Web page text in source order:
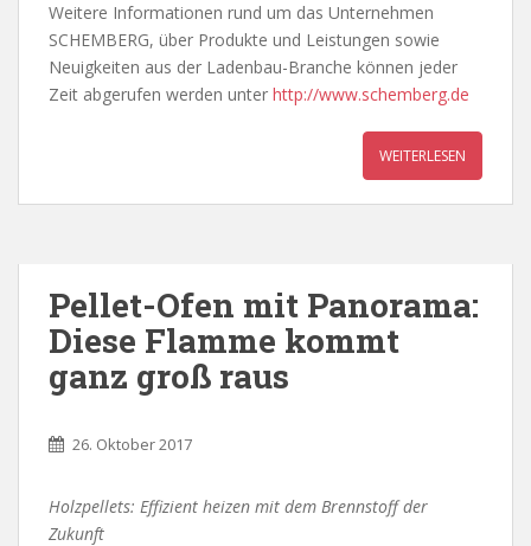
Weitere Informationen rund um das Unternehmen
SCHEMBERG, über Produkte und Leistungen sowie
Neuigkeiten aus der Ladenbau-Branche können jeder
Zeit abgerufen werden unter http://www.schemberg.de
WEITERLESEN
Pellet-Ofen mit Panorama:
Diese Flamme kommt
ganz groß raus
26. Oktober 2017
Holzpellets: Effizient heizen mit dem Brennstoff der
Zukunft